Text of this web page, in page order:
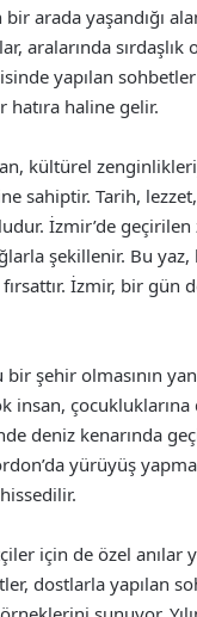
arada yaşandığı
aralarında
yapılan
hatıra haline gelir.
kültürel
sahiptir. Tarih,
İzmir’de
şekillenir. Bu yaz,
İzmir, bir gün
şehir olmasının
çocukluklarına
deniz kenarında
yürüyüş
için de özel
dostlarla yapılan